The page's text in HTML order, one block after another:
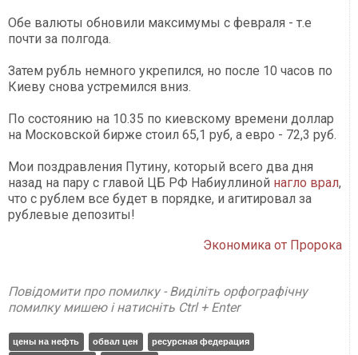
Обе валюты обновили максимумы с февраля - т.е
почти за полгода.
Затем рубль немного укрепился, но после 10 часов по
Киеву снова устремился вниз.
По состоянию на 10.35 по киевскому времени доллар
на Московской бирже стоил 65,1 руб, а евро - 72,3 руб.
Мои поздравления Путину, который всего два дня
назад на пару с главой ЦБ РФ Набиуллиной нагло врал,
что с рублем все будет в порядке, и агитировал за
рублевые депозиты!
Экономика от Пророка
Повідомити про помилку - Виділіть орфографічну
помилку мишею і натисніть Ctrl + Enter
цены на нефть обвал цен
ресурсная федерация